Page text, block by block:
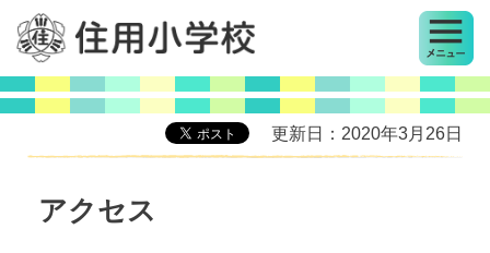
住用小学校 MENU
更新日：2020年3月26日
アクセス